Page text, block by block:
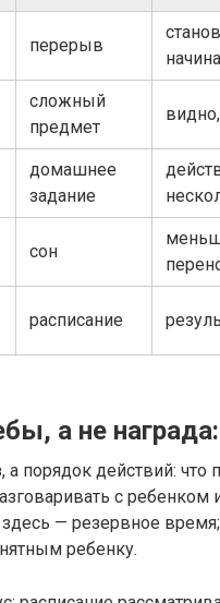
перерыв
сложный
предмет
домашнее
задание
сон
расписание
а не
порядок действий: что
с ребенком
— резервное
ребенку.